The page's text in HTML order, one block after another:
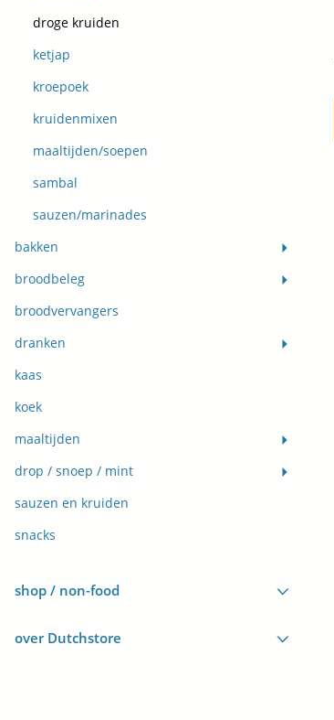
droge kruiden
ketjap
kroepoek
kruidenmixen
maaltijden/soepen
sambal
sauzen/marinades
bakken
broodbeleg
broodvervangers
dranken
kaas
koek
maaltijden
drop / snoep / mint
sauzen en kruiden
snacks
shop / non-food
over Dutchstore